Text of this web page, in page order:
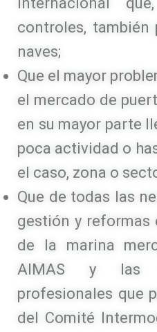
controles, también
naves;
Que el mayor
el mercado de
en su mayor parte
poca actividad o
el caso, zona o
Que de todas las
gestión y reformas
de la marina
AIMAS y las
profesionales que
del Comité